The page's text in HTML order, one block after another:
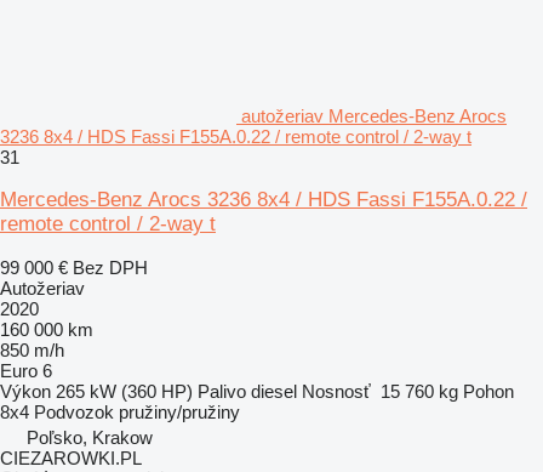
autožeriav Mercedes-Benz Arocs
3236 8x4 / HDS Fassi F155A.0.22 / remote control / 2-way t
31
Mercedes-Benz Arocs 3236 8x4 / HDS Fassi F155A.0.22 /
remote control / 2-way t
99 000 € Bez DPH
Autožeriav
2020
160 000 km
850 m/h
Euro 6
Výkon 265 kW (360 HP) Palivo diesel Nosnosť 15 760 kg Pohon
8x4 Podvozok pružiny/pružiny
Poľsko, Krakow
CIEZAROWKI.PL